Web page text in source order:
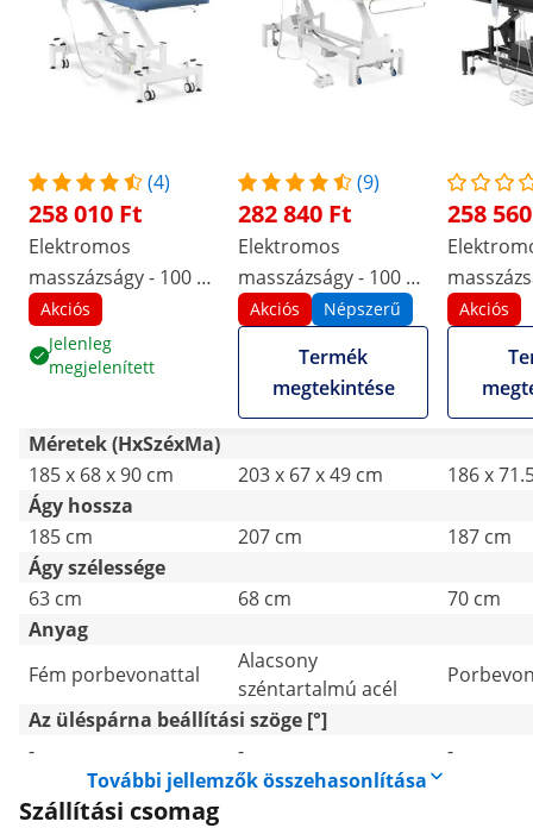
(4)
258 010 Ft
Elektromos
masszázságy - 100 W
- 150 kg - Kék, Fehér
Akciós
Jelenleg
megjelenített
(9)
282 840 Ft
Elektromos
masszázságy - 100 W
- 200 kg - Bézs
Akciós Népszerű
Termék
megtekintése
258
motor -
fekete
Akciós
Méretek (HxSzéxMa)
185 x 68 x 90 cm
203 x 67 x 49 cm
186 x
Ágy hossza
185 cm
207 cm
187 cm
Ágy szélessége
63 cm
68 cm
70 cm
Anyag
Fém porbevonattal
Alacsony
széntartalmú acél
Az üléspárna beállítási szöge [°]
-
-
-
További jellemzők összehasonlítása
Szállítási csomag